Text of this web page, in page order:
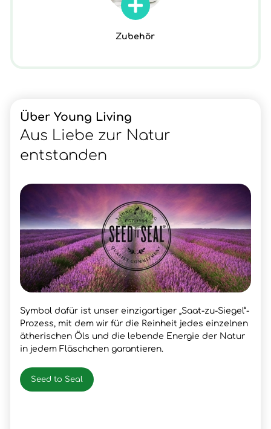
Zubehör
Über Young Living
Aus Liebe zur Natur
entstanden
Symbol dafür ist unser einzigartiger „Saat-zu-Siegel“-
Prozess, mit dem wir für die Reinheit jedes einzelnen
ätherischen Öls und die lebende Energie der Natur
in jedem Fläschchen garantieren.
Seed to Seal